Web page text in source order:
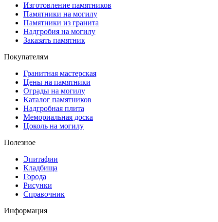
Изготовление памятников
Памятники на могилу
Памятники из гранита
Надгробия на могилу
Заказать памятник
Покупателям
Гранитная мастерская
Цены на памятники
Ограды на могилу
Каталог памятников
Надгробная плита
Мемориальная доска
Цоколь на могилу
Полезное
Эпитафии
Кладбища
Города
Рисунки
Справочник
Информация